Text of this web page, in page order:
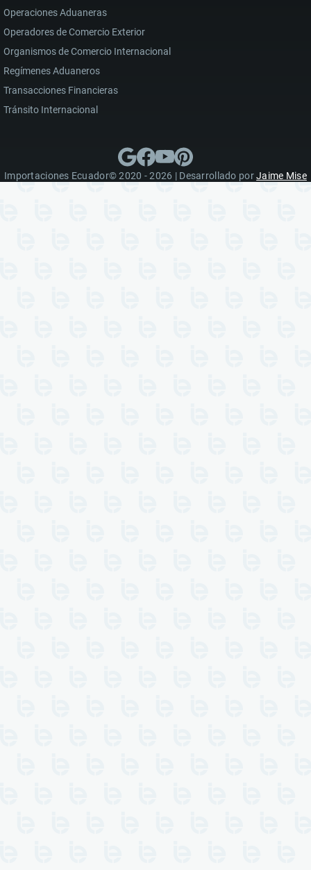
Operaciones Aduaneras
Operadores de Comercio Exterior
Organismos de Comercio Internacional
Regímenes Aduaneros
Transacciones Financieras
Tránsito Internacional
Importaciones Ecuador© 2020 - 2026 | Desarrollado porJaime Mise